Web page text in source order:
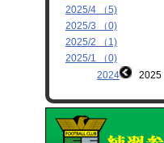
2025/4 （5)
2025/3 （0)
2025/2 （1)
2025/1 （0)
2024
2025